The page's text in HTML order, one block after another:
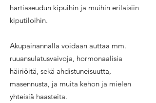
hartiaseudun kipuihin ja muihin erilaisiin
kiputiloihin.
Akupainannalla voidaan auttaa mm.
ruuansulatusvaivoja, hormonaalisia
häiriöitä, sekä ahdistuneisuutta,
masennusta, ja muita kehon ja mielen
yhteisiä haasteita.